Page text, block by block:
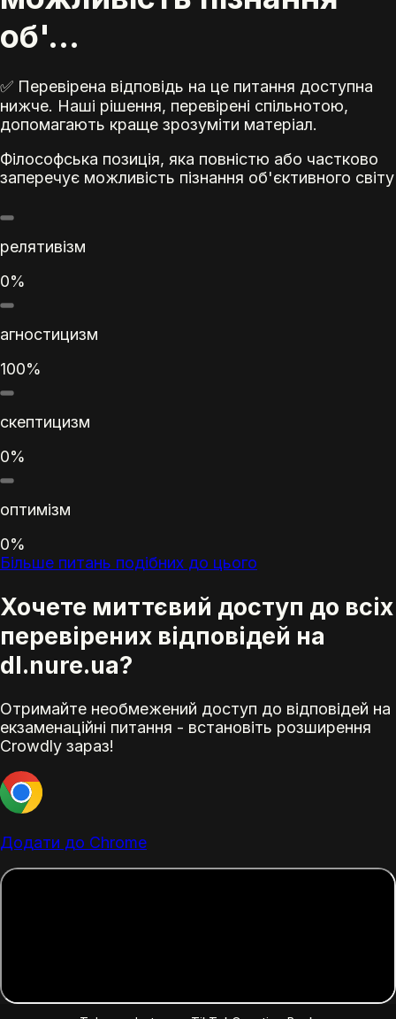
об'...
✅ Перевірена відповідь на це питання доступна
нижче. Наші рішення, перевірені спільнотою,
допомагають краще зрозуміти матеріал.
Філософська позиція, яка повністю або частково
заперечує можливість пізнання об'єктивного світу
релятивізм
0%
агностицизм
100%
скептицизм
0%
оптимізм
0%
Більше питань подібних до цього
Хочете миттєвий доступ до всіх
перевірених відповідей на
dl.nure.ua?
Отримайте необмежений доступ до відповідей на
екзаменаційні питання - встановіть розширення
Crowdly зараз!
Додати до Chrome